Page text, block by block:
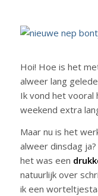
Hoi! Hoe is het
alweer lang
Ik vond het vooral
weekend extra
Maar nu is het
alweer dinsdag
het was een
natuurlijk over
ik een